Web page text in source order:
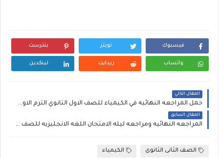
فيسبوك تويتر بنترست
واتساب ريدايت لينكدين
المقال التالي
حمل المراجعه النهائيه في الكيمياء للصف الاول الثانوي الترم الاول توقعات الجمهوريه في الكيمياء اولى ثانوي
المقال السابق
المراجعه النهائيه ومراجعه ليله الامتحان اللغه الانجليزيه للصف الثاني الاعدادي الترم الاول لمستر محمد عابدين
الصف الثانى الثانوى الكيمياء